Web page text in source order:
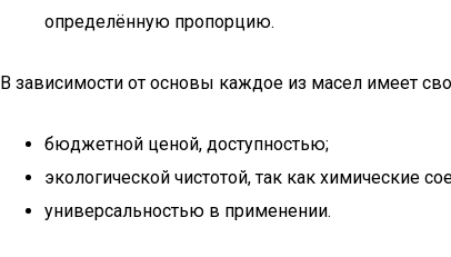
определённую пропорцию.
В зависимости от основы каждое из масел имеет
бюджетной ценой, доступностью;
экологической чистотой, так как химические
универсальностью в применении.